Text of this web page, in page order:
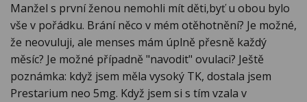
Manžel s první ženou nemohli mít děti,byť u obou bylo
vše v pořádku. Brání něco v mém otěhotnění? Je možné,
že neovuluji, ale menses mám úplně přesně každý
měsíc? Je možné případně "navodit" ovulaci? Ještě
poznámka: když jsem měla vysoký TK, dostala jsem
Prestarium neo 5mg. Když jsem si s tím vzala v